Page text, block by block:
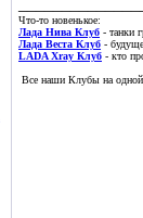
Что-то новенькое:
Лада Нива Клуб - танки
Лада Веста Клуб -
LADA Xray Клуб - кто
Все наши Клубы на одной